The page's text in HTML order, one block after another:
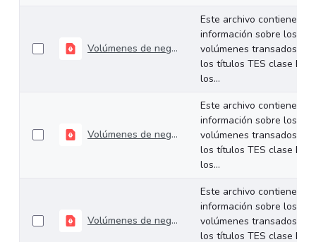
Volúmenes de negociación del 09 al 13 de marzo de 2026
Este archivo contiene
información sobre los
volúmenes transados de
los títulos TES clase B en
los...
Volúmenes de negociación del 02 al 06 de marzo de 2026
Este archivo contiene
información sobre los
volúmenes transados de
los títulos TES clase B en
los...
Volúmenes de negociación del 23 al 27 de febrero de 2026
Este archivo contiene
información sobre los
volúmenes transados de
los títulos TES clase B en